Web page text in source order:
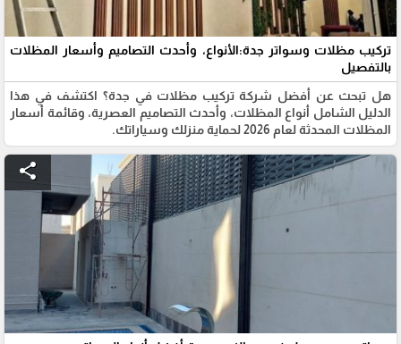
تركيب مظلات وسواتر جدة:الأنواع، وأحدث التصاميم وأسعار المظلات
بالتفصيل
هل تبحث عن أفضل شركة تركيب مظلات في جدة؟ اكتشف في هذا
الدليل الشامل أنواع المظلات، وأحدث التصاميم العصرية، وقائمة أسعار
المظلات المحدثة لعام 2026 لحماية منزلك وسياراتك.
share